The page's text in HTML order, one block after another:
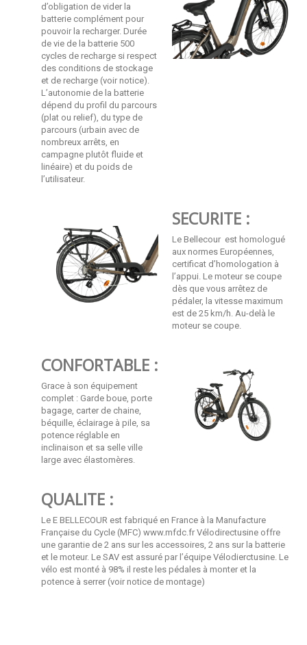
d’obligation de vider la
batterie complément pour
pouvoir la recharger. Durée
de vie de la batterie 500
cycles de recharge si respect
des conditions de stockage
et de recharge (voir notice).
L’autonomie de la batterie
dépend du profil du parcours
(plat ou relief), du type de
parcours (urbain avec de
nombreux arrêts, en
campagne plutôt fluide et
linéaire) et du poids de
l’utilisateur.
SECURITE :
Le Bellecour est homologué
aux normes Européennes,
certificat d’homologation à
l’appui. Le moteur se coupe
dès que vous arrêtez de
pédaler, la vitesse maximum
est de 25 km/h. Au-delà le
moteur se coupe.
CONFORTABLE :
Grace à son équipement
complet : Garde boue, porte
bagage, carter de chaine,
béquille, éclairage à pile, sa
potence réglable en
inclinaison et sa selle ville
large avec élastomères.
QUALITE :
Le E BELLECOUR est fabriqué en France à la Manufacture
Française du Cycle (MFC) www.mfdc.fr Vélodirectusine offre
une garantie de 2 ans sur les accessoires, 2 ans sur la batterie
et le moteur. Le SAV est assuré par l’équipe Vélodierctusine. Le
vélo est monté à 98% il reste les pédales à monter et la
potence à serrer (voir notice de montage)